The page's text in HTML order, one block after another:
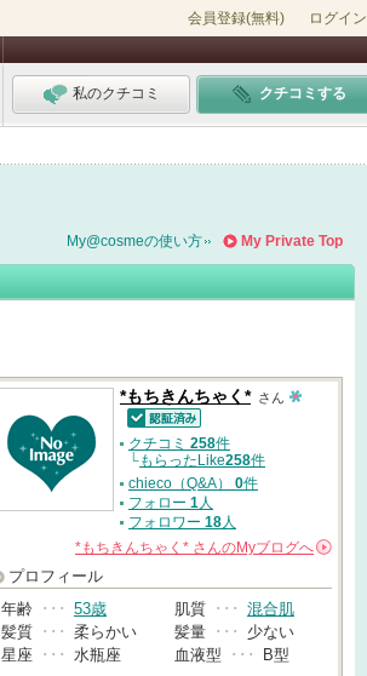
会員登録(無料) ログイン
私のクチコミ クチコミする
My Private Top
My@cosmeの使い方
*もちきんちゃく* さん
認証済
クチコミ 258件
└もらったLike258件
chieco（Q&A） 0件
フォロー 1人
フォロワー 18人
*もちきんちゃく* さんのMyブログへ
プロフィール
年齢 ･･･ 53歳 肌質 ･･･ 混合肌
髪質 ･･･ 柔らかい 髪量 ･･･
少ない
星座 ･･･ 水瓶座 血液型 ･･･
B型